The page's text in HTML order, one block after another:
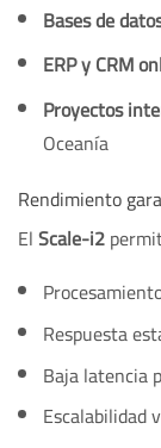
Bases de
ERP y CRM
Proyectos
Oceanía
Rendimiento
ElScale-i2
Respuesta
Baja latencia
Escalabilidad